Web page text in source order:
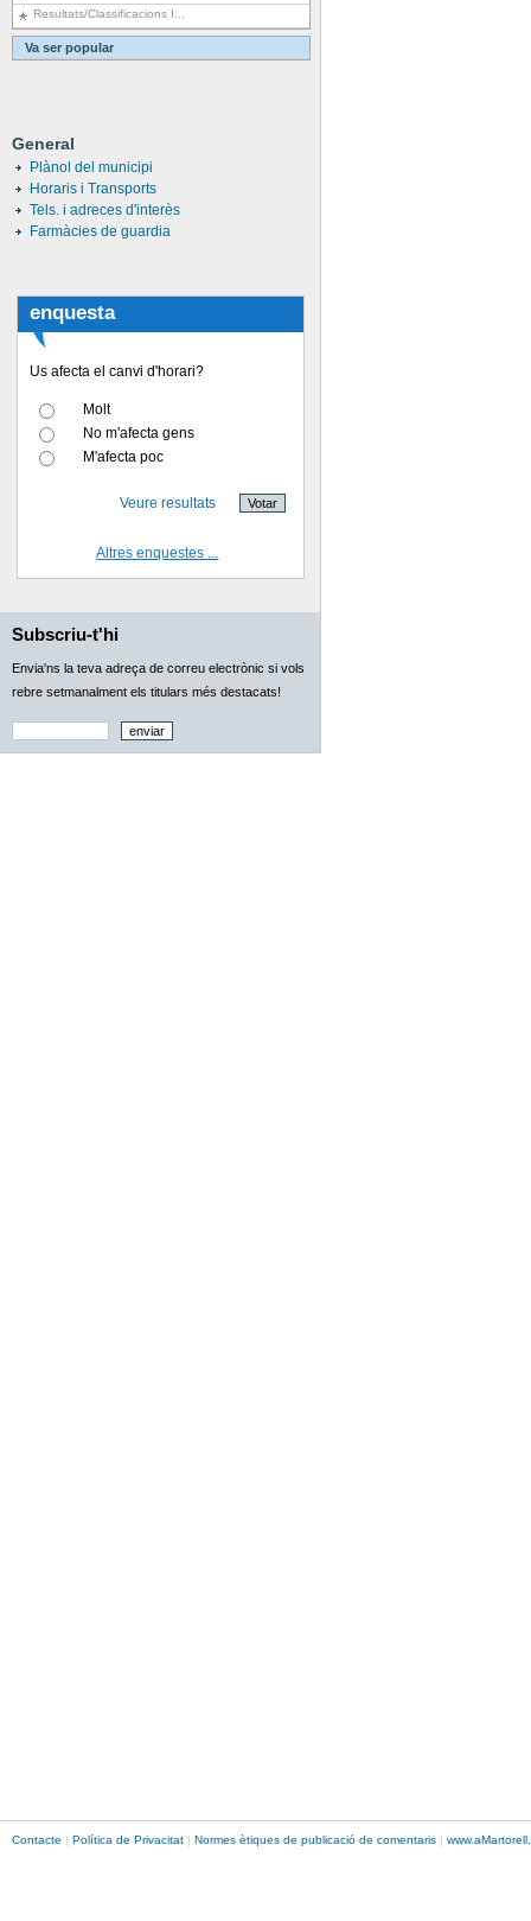
Resultats/Classificacions I...
Va ser popular
General
Plànol del municipi
Horaris i Transports
Tels. i adreces d'interès
Farmàcies de guardia
enquesta
Us afecta el canvi d'horari?
Molt
No m'afecta gens
M'afecta poc
Veure resultats
Altres enquestes ...
Subscriu-t'hi
Envia'ns la teva adreça de correu electrònic si vols
rebre setmanalment els titulars més destacats!
Contacte | Política de Privacitat | Normes ètiques de publicació de comentaris | www.aMartorell